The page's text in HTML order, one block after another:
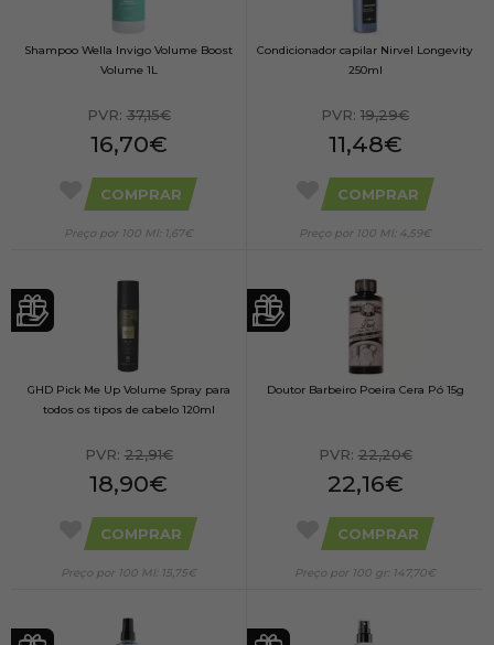
Shampoo Wella Invigo Volume Boost
Volume 1L
PVR:37,15€
16,70€
COMPRAR
Preço por 100 Ml: 1,67€
Condicionador capilar Nirvel Longevity
250ml
PVR: 19,29€
11,48€
COMPRAR
Preço por 100 Ml: 4,59€
GHD Pick Me Up Volume Spray para
todos os tipos de cabelo 120ml
PVR:22,91€
18,90€
COMPRAR
Preço por 100 Ml: 15,75€
Doutor Barbeiro Poeira Cera Pó 15g
PVR:22,20€
22,16€
COMPRAR
Preço por 100 gr: 147,70€